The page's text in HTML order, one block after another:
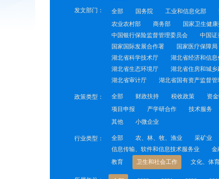
发文部门： 全部 国务院 工业和信息化部
农业农村部
商务部 国家卫生健
中国银行保险监督管理委员会
中国证
国家国际发展合作署
国家医疗保障局
湖北省科学技术厅
湖北省经济和信息
湖北省生态环境厅
湖北省住房和城乡
湖北省审计厅
湖北省国有资产监督管
政策类型： 全部 财政扶持 税收政策 资
项目申报
产学研合作 技术服务
其他
小微企业
行业类型： 全部 农、林、牧、渔业 采矿业
信息传输、软件和信息技术服务业
金
教育
卫生和社会工作 文化、体